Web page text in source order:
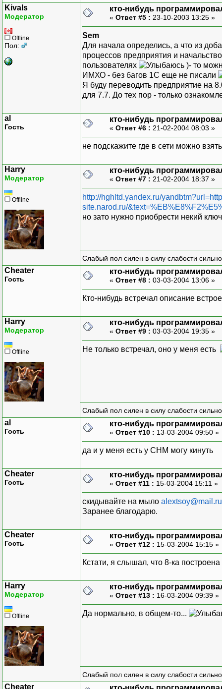
Kivals
Модератор
Offline
Пол:
кто-нибудь
« Ответ #5 : 23-10-2003 13:25 »
Sem
Для начала определись, а что из
процессов предприятия и
пользователях
)- то
ИМХО - без багов 1С еще не писали
Я буду переводить предприятие на
для 7.7. До тех пор - только
al
Гость
кто-нибудь
« Ответ #6 : 21-02-2004 08:03 »
не подскажите где в сети можно
Harry
Модератор
Offline
кто-нибудь
« Ответ #7 : 21-02-2004 18:37 »
http://hghltd.yandex.ru/
site.narod.ru/
но зато нужно приобрести некий
Слабый пол силен в силу слабости
Cheater
Гость
кто-нибудь
« Ответ #8 : 03-03-2004 13:06 »
Кто-нибудь встречал описание
Harry
Модератор
Offline
кто-нибудь
« Ответ #9 : 03-03-2004 19:35 »
Не только встречал, оно у меня есть
Слабый пол силен в силу слабости
al
Гость
кто-нибудь
« Ответ #10 : 13-03-2004 09:50 »
да и у меня есть у CHM могу кинуть
Cheater
Гость
кто-нибудь
« Ответ #11 : 15-03-2004 15:11 »
скидывайте на мыло alextsoy@mail.ru
Заранее благодарю.
Cheater
Гость
кто-нибудь
« Ответ #12 : 15-03-2004 15:15 »
Кстати, я слышал, что 8-ка
Harry
Модератор
Offline
кто-нибудь
« Ответ #13 : 16-03-2004 09:39 »
Да нормально, в общем-то...
Слабый пол силен в силу слабости
Cheater